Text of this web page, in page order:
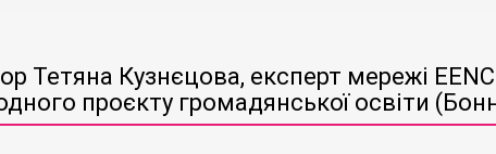
Тетяна Кузнєцова, експерт мережі
проєкту громадянської освіти